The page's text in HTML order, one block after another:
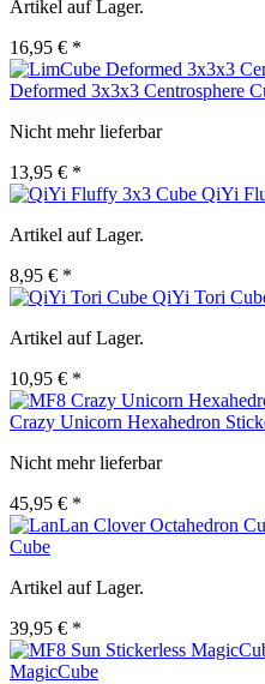
Artikel auf Lager.
16,95 € *
Deformed 3x3x3 Centrosphere
Nicht mehr lieferbar
13,95 € *
QiYi
Artikel auf Lager.
8,95 € *
QiYi Tori
Artikel auf Lager.
10,95 € *
Crazy Unicorn Hexahedron
Nicht mehr lieferbar
45,95 € *
Cube
Artikel auf Lager.
39,95 € *
MagicCube